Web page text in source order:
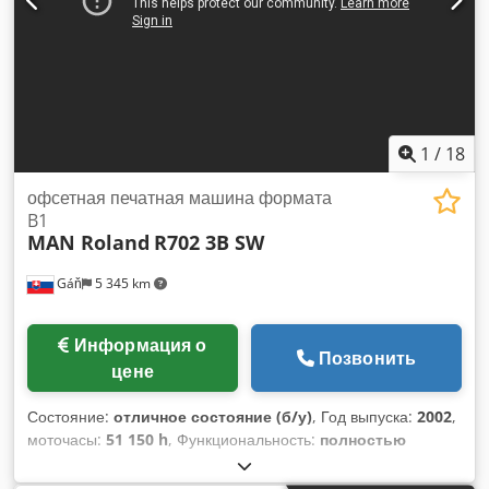
Aekksk
1 / 18
Gáň 5 345 km
офсетная печатная машина формата
B1
MAN Roland R702 3B SW
цене
Позвонить
Состояние: отличное состояние (б/у), Год выпуска: 2002,
моточасы: 51 150 h, Функциональность: полностью
, номер машины/транспортного средства: